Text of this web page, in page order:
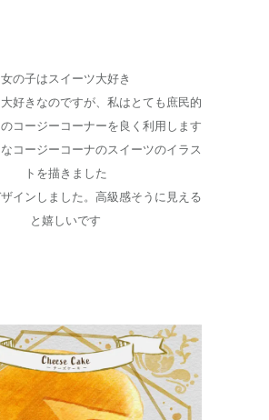
女の子はスイーツ大好き
好きなのですが、私はとても庶民的
コージーコーナーを良く利用します
コージーコーナのスイーツのイラス
トを描きました
インしました。高級感そうに見える
と嬉しいです